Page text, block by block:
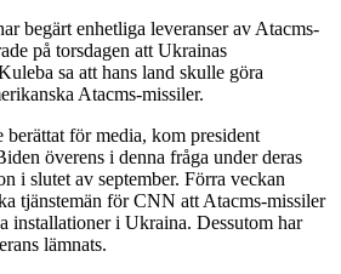
begärt enhetliga leveranser av Atacms-
på torsdagen att Ukrainas
sa att hans land skulle göra
Atacms-missiler.
berättat för media, kom president
överens i denna fråga under deras
i slutet av september. Förra veckan
tjänstemän för CNN att Atacms-missiler
installationer i Ukraina. Dessutom har
lämnats.